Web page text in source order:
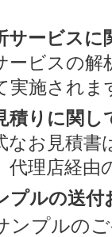
サービスに
ービスの解
実施されま
積りに関し
なお見積書
代理店経由
プルの送付
ンプルの